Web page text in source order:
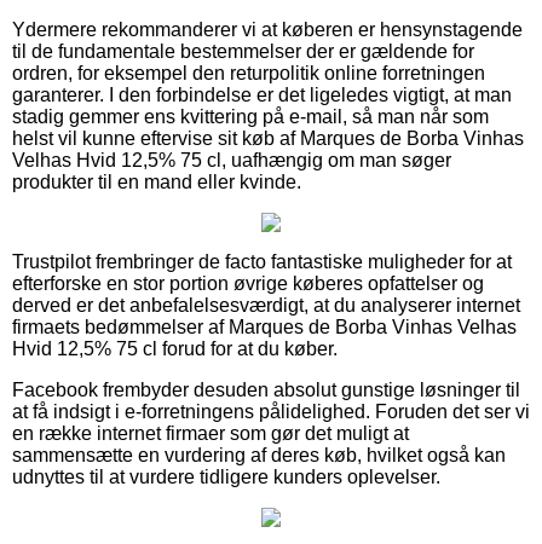
Ydermere rekommanderer vi at køberen er hensynstagende
til de fundamentale bestemmelser der er gældende for
ordren, for eksempel den returpolitik online forretningen
garanterer. I den forbindelse er det ligeledes vigtigt, at man
stadig gemmer ens kvittering på e-mail, så man når som
helst vil kunne eftervise sit køb af Marques de Borba Vinhas
Velhas Hvid 12,5% 75 cl, uafhængig om man søger
produkter til en mand eller kvinde.
Trustpilot frembringer de facto fantastiske muligheder for at
efterforske en stor portion øvrige køberes opfattelser og
derved er det anbefalelsesværdigt, at du analyserer internet
firmaets bedømmelser af Marques de Borba Vinhas Velhas
Hvid 12,5% 75 cl forud for at du køber.
Facebook frembyder desuden absolut gunstige løsninger til
at få indsigt i e-forretningens pålidelighed. Foruden det ser vi
en række internet firmaer som gør det muligt at
sammensætte en vurdering af deres køb, hvilket også kan
udnyttes til at vurdere tidligere kunders oplevelser.